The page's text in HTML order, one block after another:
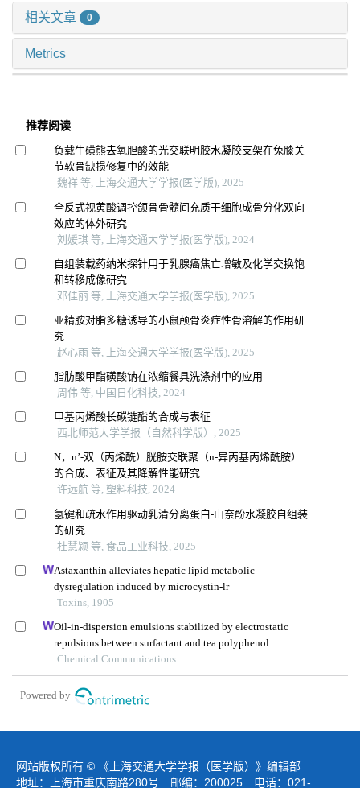
相关文章 0
Metrics
推荐阅读
负载牛磺熊去氧胆酸的光交联明胶水凝胶支架在兔膝关
节软骨缺损修复中的效能
魏祥 等, 上海交通大学学报(医学版), 2025
全反式视黄酸调控颌骨骨髓间充质干细胞成骨分化双向
效应的体外研究
刘媛琪 等, 上海交通大学学报(医学版), 2024
自组装载药纳米探针用于乳腺癌焦亡增敏及化学交换饱
和转移成像研究
邓佳丽 等, 上海交通大学学报(医学版), 2025
亚精胺对脂多糖诱导的小鼠颅骨炎症性骨溶解的作用研
究
赵心雨 等, 上海交通大学学报(医学版), 2025
脂肪酸甲酯磺酸钠在浓缩餐具洗涤剂中的应用
周伟 等, 中国日化科技, 2024
甲基丙烯酸长碳链酯的合成与表征
西北师范大学学报（自然科学版）, 2025
N，n’-双（丙烯酰）胱胺交联聚（n-异丙基丙烯酰胺）
的合成、表征及其降解性能研究
许远航 等, 塑料科技, 2024
氢键和疏水作用驱动乳清分离蛋白-山奈酚水凝胶自组装
的研究
杜慧颍 等, 食品工业科技, 2025
Astaxanthin alleviates hepatic lipid metabolic
dysregulation induced by microcystin-lr
Toxins, 1905
Oil-in-dispersion emulsions stabilized by electrostatic
repulsions between surfactant and tea polyphenol
nanoparticles
Chemical Communications
Powered by
网站版权所有 © 《上海交通大学学报（医学版）》编辑部
地址：上海市重庆南路280号 邮编：200025 电话：021-